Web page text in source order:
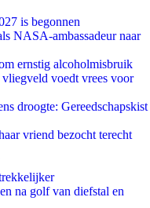
is begonnen
NASA-ambassadeur naar
ernstig alcoholmisbruik
voedt vrees voor
droogte: Gereedschapskist
vriend bezocht terecht
na golf van diefstal en